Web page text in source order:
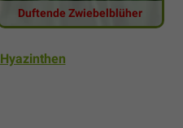
Duftende Zwiebelblüher
Hyazinthen